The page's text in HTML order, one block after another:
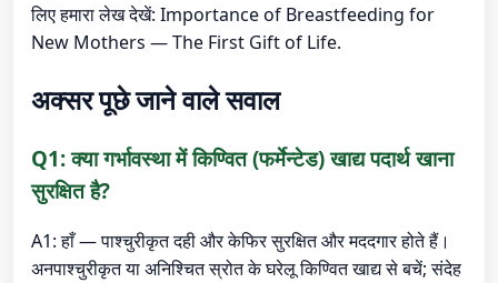
लिए हमारा लेख देखें: Importance of Breastfeeding for
New Mothers — The First Gift of Life.
अक्सर पूछे जाने वाले सवाल
Q1: क्या गर्भावस्था में किण्वित (फर्मेन्टेड) खाद्य पदार्थ खाना
सुरक्षित है?
A1: हाँ — पाश्चुरीकृत दही और केफिर सुरक्षित और मददगार होते हैं।
अनपाश्चुरीकृत या अनिश्चित स्रोत के घरेलू किण्वित खाद्य से बचें; संदेह